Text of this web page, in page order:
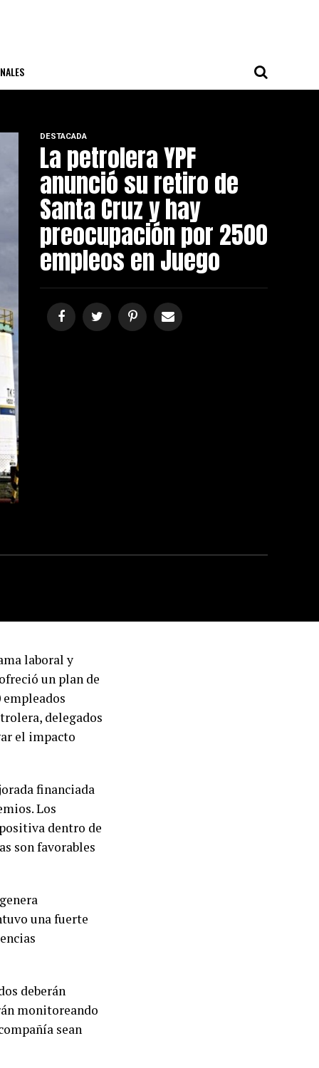
DESTACADA
La petrolera YPF
anunció su retiro de
Santa Cruz y hay
preocupación por 2500
empleos en Juego
laboral y
un plan de
delegados
el impacto
financiada
Los
dentro de
son favorables
una fuerte
deberán
monitoreando
sean